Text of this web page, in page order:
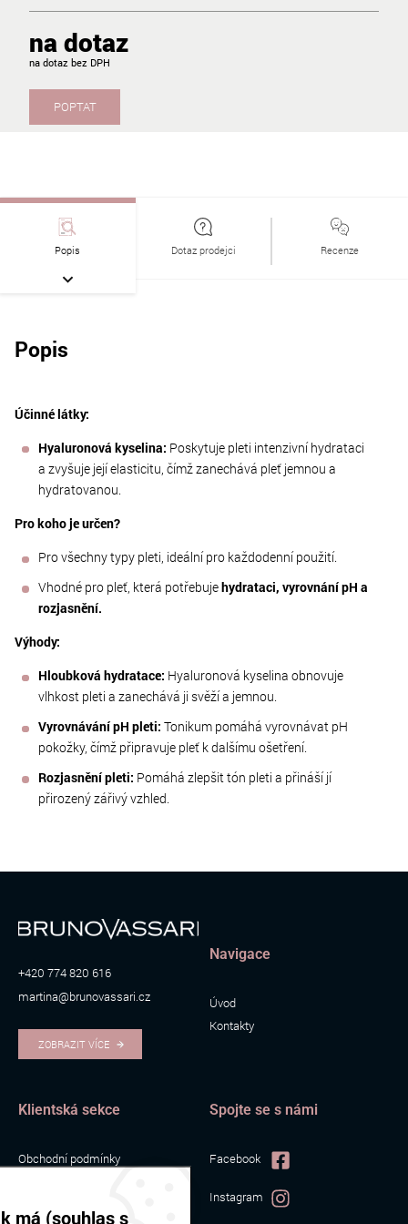
na dotaz
na dotaz
POPTAT
Popis Dotaz prodejci Recenze
Popis
Účinné látky:
Hyaluronová kyselina: Poskytuje pleti intenzivní hydrataci
a zvyšuje její elasticitu, čímž zanechává pleť jemnou a
hydratovanou.
Pro koho je určen?
Pro všechny typy pleti, ideální pro každodenní použití.
Vhodné pro pleť, která potřebujehydrataci, vyrovnání pH a
rozjasnění.
Výhody:
Hloubková hydratace: Hyaluronová kyselina obnovuje
vlhkost pleti a zanechává ji svěží a jemnou.
Vyrovnávání pH pleti: Tonikum pomáhá vyrovnávat pH
pokožky, čímž připravuje pleť k dalšímu ošetření.
Rozjasnění pleti: Pomáhá zlepšit tón pleti a přináší jí
přirozený zářivý vzhled.
+420 774 820 616
martina@brunovassari.cz
ZOBRAZIT VÍCE
Navigace
Úvod
Kontakty
Klientská sekce
Obchodní podmínky
Spojte se s námi
Facebook
Instagram
má (souhlas s